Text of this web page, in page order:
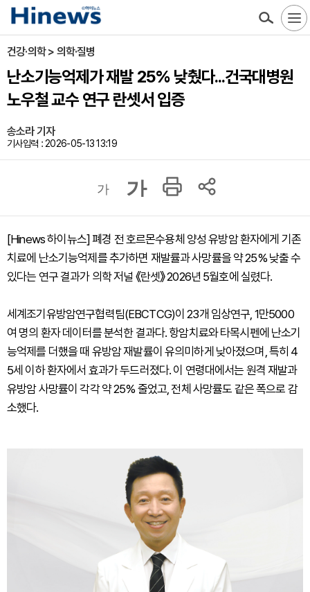
건강·의학 > 의학·질병
난소기능억제가 재발 25% 낮췄다...건국대병원
노우철 교수 연구 란셋서 입증
송소라 기자
기사입력 : 2026-05-13 13:19
가 가
[Hinews 하이뉴스] 폐경 전 호르몬수용체 양성 유방암 환자에게 기존
치료에 난소기능억제를 추가하면 재발률과 사망률을 약 25% 낮출 수
있다는 연구 결과가 의학 저널 《란셋》 2026년 5월호에 실렸다.
세계조기유방암연구협력팀(EBCTCG)이 23개 임상연구, 1만5000
여 명의 환자 데이터를 분석한 결과다. 항암치료와 타목시펜에 난소기
능억제를 더했을 때 유방암 재발률이 유의미하게 낮아졌으며, 특히 4
5세 이하 환자에서 효과가 두드러졌다. 이 연령대에서는 원격 재발과
유방암 사망률이 각각 약 25% 줄었고, 전체 사망률도 같은 폭으로 감
소했다.